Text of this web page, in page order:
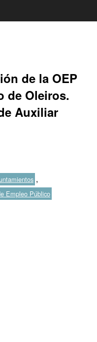
de la OEP
de Oleiros.
Auxiliar
,
Empleo Público